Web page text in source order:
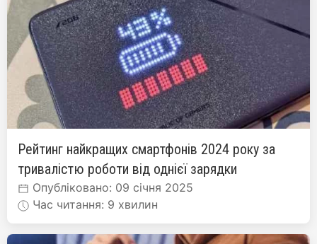
Рейтинг найкращих смартфонів 2024 року за
тривалістю роботи від однієї зарядки
Опубліковано: 09 січня 2025
Час читання: 9 хвилин